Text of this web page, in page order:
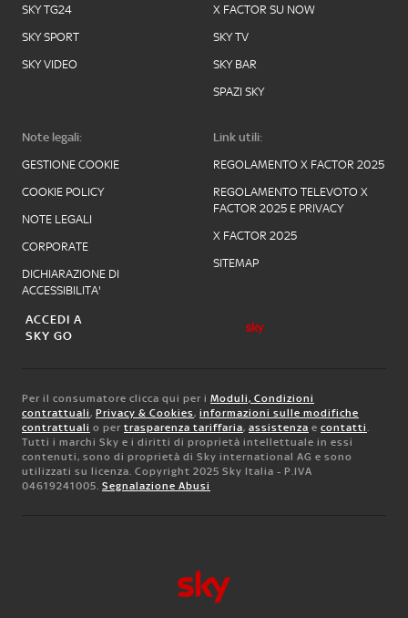
SKY TG24
SKY SPORT
SKY VIDEO
X FACTOR SU NOW
SKY TV
SKY BAR
SPAZI SKY
Note legali:
GESTIONE COOKIE
COOKIE POLICY
NOTE LEGALI
CORPORATE
DICHIARAZIONE DI
ACCESSIBILITA'
Link utili:
REGOLAMENTO X FACTOR 2025
REGOLAMENTO TELEVOTO X
FACTOR 2025 E PRIVACY
X FACTOR 2025
SITEMAP
ACCEDI A
SKY GO
Per il consumatore clicca qui per i Moduli, Condizioni
contrattuali, Privacy & Cookies, informazioni sulle modifiche
contrattuali o per trasparenza tariffaria, assistenza e contatti.
Tutti i marchi Sky e i diritti di proprietà intellettuale in essi
contenuti, sono di proprietà di Sky international AG e sono
utilizzati su licenza. Copyright 2025 Sky Italia - P.IVA
04619241005. Segnalazione Abusi